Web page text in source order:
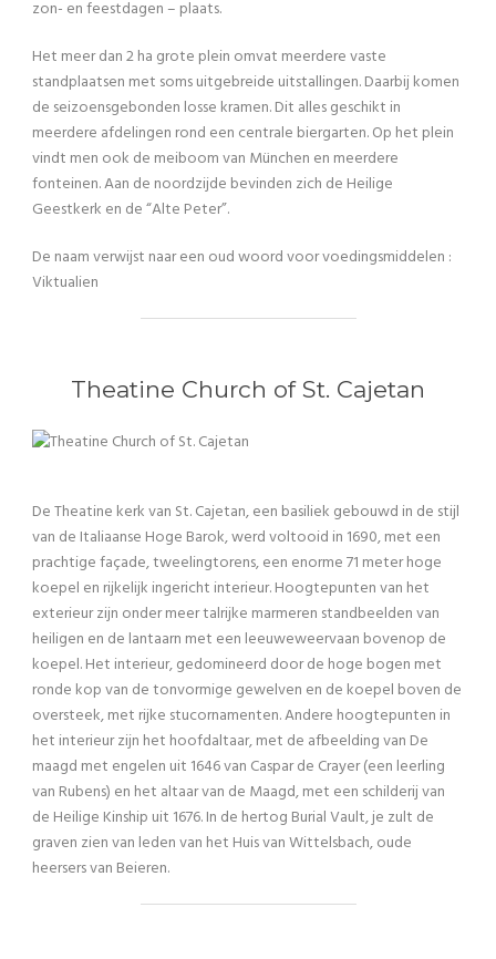
zon- en feestdagen – plaats.
Het meer dan 2 ha grote plein omvat meerdere vaste
standplaatsen met soms uitgebreide uitstallingen. Daarbij komen
de seizoensgebonden losse kramen. Dit alles geschikt in
meerdere afdelingen rond een centrale biergarten. Op het plein
vindt men ook de meiboom van München en meerdere
fonteinen. Aan de noordzijde bevinden zich de Heilige
Geestkerk en de “Alte Peter”.
De naam verwijst naar een oud woord voor voedingsmiddelen :
Viktualien
Theatine Church of St. Cajetan
De Theatine kerk van St. Cajetan, een basiliek gebouwd in de stijl
van de Italiaanse Hoge Barok, werd voltooid in 1690, met een
prachtige façade, tweelingtorens, een enorme 71 meter hoge
koepel en rijkelijk ingericht interieur. Hoogtepunten van het
exterieur zijn onder meer talrijke marmeren standbeelden van
heiligen en de lantaarn met een leeuweweervaan bovenop de
koepel. Het interieur, gedomineerd door de hoge bogen met
ronde kop van de tonvormige gewelven en de koepel boven de
oversteek, met rijke stucornamenten. Andere hoogtepunten in
het interieur zijn het hoofdaltaar, met de afbeelding van De
maagd met engelen uit 1646 van Caspar de Crayer (een leerling
van Rubens) en het altaar van de Maagd, met een schilderij van
de Heilige Kinship uit 1676. In de hertog Burial Vault, je zult de
graven zien van leden van het Huis van Wittelsbach, oude
heersers van Beieren.